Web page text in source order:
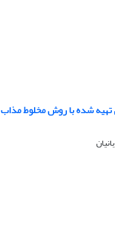
تهیه شده با روش مخلوط مذاب